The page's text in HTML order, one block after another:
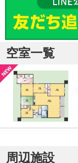
空室一覧
周辺施設